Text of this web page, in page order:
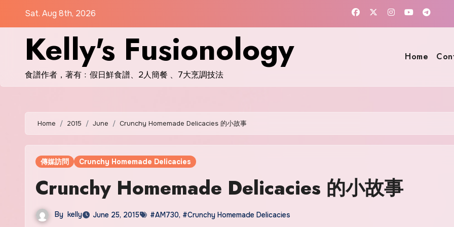
Sat. Aug 8th, 2026
Kelly's Fusionology
食譜作者，著有﹕假日鮮食譜、2人簡餐 、7大烹調技法
Home
Home 2015 June Crunchy Homemade Delicacies 的小故事
傳媒訪問 Crunchy Homemade Delicacies
Crunchy Homemade Delicacies 的小故事
By kelly June 25, 2015 #AM730, #Crunchy Homemade Delicacies